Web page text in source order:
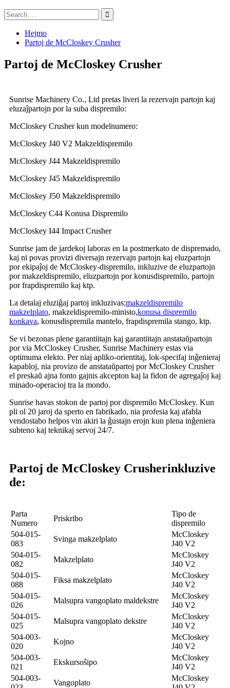
Hejmo
Partoj de McCloskey Crusher
Partoj de McCloskey Crusher
Sunrise Machinery Co., Ltd pretas liveri la rezervajn partojn kaj
eluzaĵpartojn por la suba dispremilo:
McCloskey Crusher kun modelnumero:
McCloskey J40 V2 Makzeldispremilo
McCloskey J44 Makzeldispremilo
McCloskey J45 Makzeldispremilo
McCloskey J50 Makzeldispremilo
McCloskey C44 Konusa Dispremilo
McCloskey I44 Impact Crusher
Sunrise jam de jardekoj laboras en la postmerkato de dispremado,
kaj ni povas provizi diversajn rezervajn partojn kaj eluzpartojn
por ekipaĵoj de McCloskey-dispremilo, inkluzive de eluzpartojn
por makzeldispremilo, eluzpartojn por konusdispremilo, partojn
por frapdispremilo kaj ktp.
La detalaj eluziĝaj partoj inkluzivas:makzeldispremilo
makzelplato, makzeldispremilo-ministo,konusa dispremilo
konkava, konusdispremila mantelo, frapdispremila stango, ktp.
Se vi bezonas plene garantiitajn kaj garantiitajn anstataŭpartojn
por via McCloskey Crusher, Sunrise Machinery estas via
optimuma elekto. Per niaj apliko-orientitaj, lok-specifaj inĝenieraj
kapabloj, nia provizo de anstataŭpartoj por McCloskey Crusher
el preskaŭ ajna fonto gajnis akcepton kaj la fidon de agregaĵoj kaj
minado-operacioj tra la mondo.
Sunrise havas stokon de partoj por dispremilo McCloskey. Kun
pli ol 20 jaroj da sperto en fabrikado, nia profesia kaj afabla
vendostabo helpos vin akiri la ĝustajn erojn kun plena inĝeniera
subteno kaj teknikaj servoj 24/7.
Partoj de McCloskey Crusherinkluzive
de:
Parta
Numero
Priskribo
Tipo de
dispremilo
504-015-
083
Svinga makzelplato
McCloskey
J40 V2
504-015-
082
Makzelplato
McCloskey
J40 V2
504-015-
088
Fiksa makzelplato
McCloskey
J40 V2
504-015-
026
Malsupra vangoplato maldekstre
McCloskey
J40 V2
504-015-
025
Malsupra vangoplato dekstre
McCloskey
J40 V2
504-003-
020
Kojno
McCloskey
J40 V2
504-003-
021
Ekskursoŝipo
McCloskey
J40 V2
504-003-
Vangoplato
McCloskey